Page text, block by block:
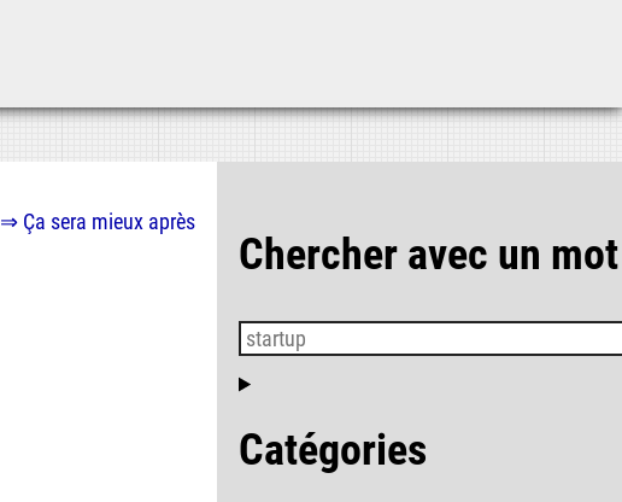
Aller à la recherche
⇒ Ça sera mieux après
Chercher avec un mot
Catégories